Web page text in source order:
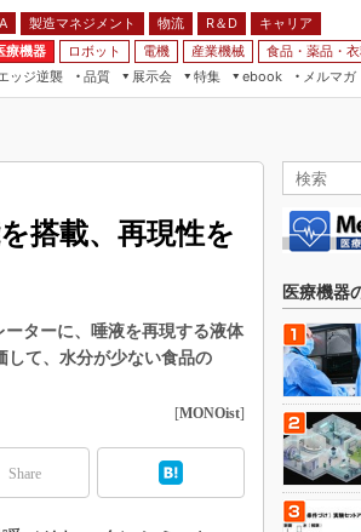
製造マネジメント 物流 R＆D
キャリア
療機器 ロボット 電機 産業機械 食品・薬品・
ッジ逆襲 品質
展示会
ド
特集
ドサービス
像技術
デリング
ebook
モビリティ
メルマガ
搭載、再現性を
ターに、唾液を再現する液体
して、水分が少ない食品の
[MONOist]
Share
医療機器